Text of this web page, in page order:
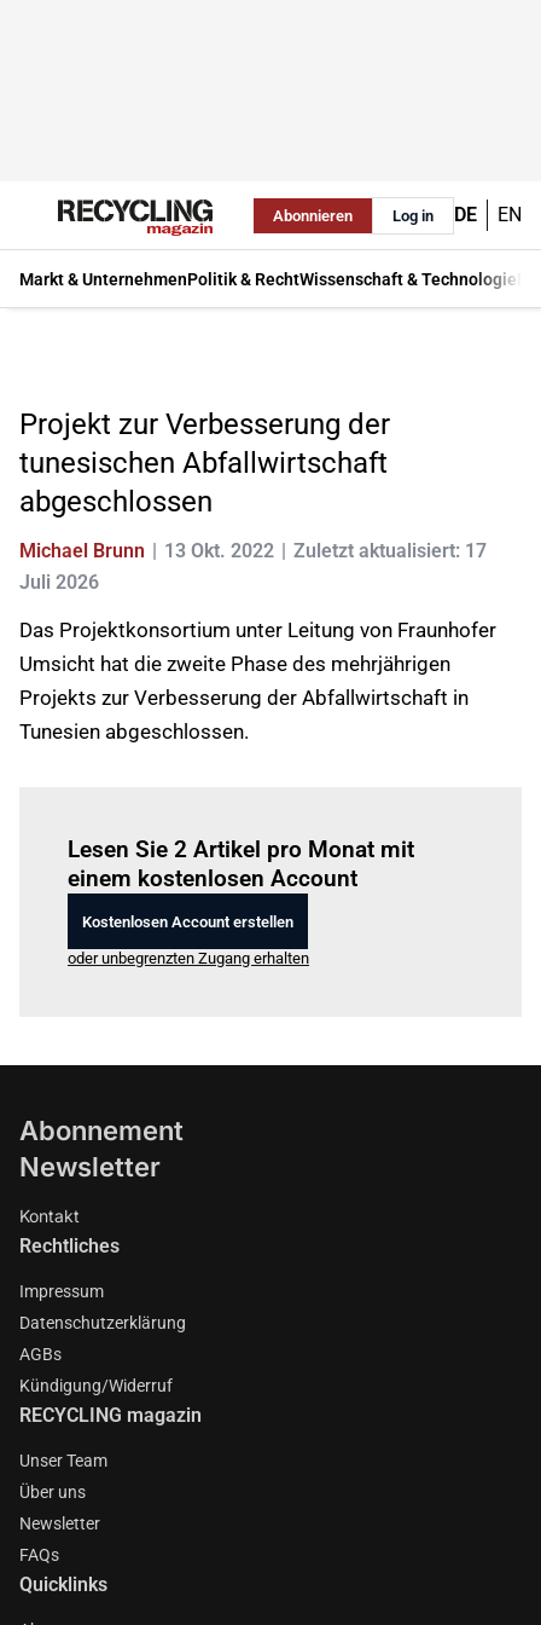
Abonnieren Log in DE EN
Markt & UnternehmenPolitik & RechtWissenschaft & Technologie
Projekt zur Verbesserung der
tunesischen Abfallwirtschaft
abgeschlossen
Michael Brunn 13 Okt. 2022
Zuletzt aktualisiert: 17
Juli 2026
Das Projektkonsortium unter Leitung von Fraunhofer
Umsicht hat die zweite Phase des mehrjährigen
Projekts zur Verbesserung der Abfallwirtschaft in
Tunesien abgeschlossen.
Lesen Sie 2 Artikel pro Monat mit
einem kostenlosen Account
Kostenlosen Account erstellen
oder unbegrenzten Zugang erhalten
Abonnement
Newsletter
Kontakt
Rechtliches
Impressum
Datenschutzerklärung
AGBs
Kündigung/Widerruf
RECYCLING magazin
Unser Team
Über uns
Newsletter
FAQs
Quicklinks